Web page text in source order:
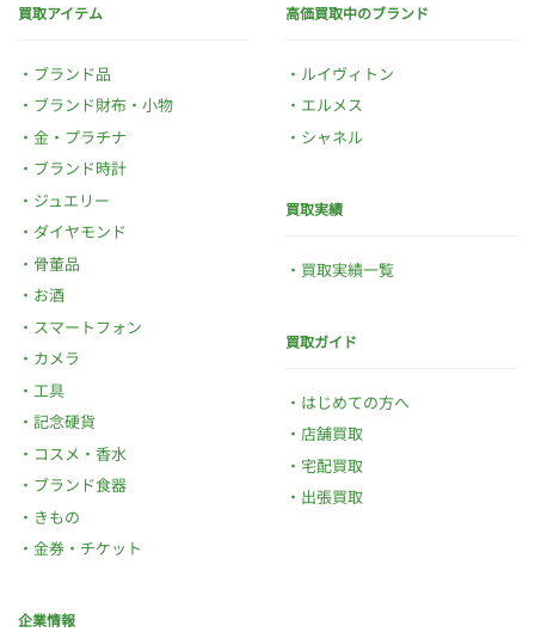
買取アイテム
ブランド品
ブランド財布・小物
金・プラチナ
ブランド時計
ジュエリー
ダイヤモンド
骨董品
お酒
スマートフォン
カメラ
工具
記念硬貨
コスメ・香水
ブランド食器
きもの
金券・チケット
高価買取中のブランド
ルイヴィトン
エルメス
シャネル
買取実績
買取実績一覧
買取ガイド
はじめての方へ
店舗買取
宅配買取
出張買取
企業情報